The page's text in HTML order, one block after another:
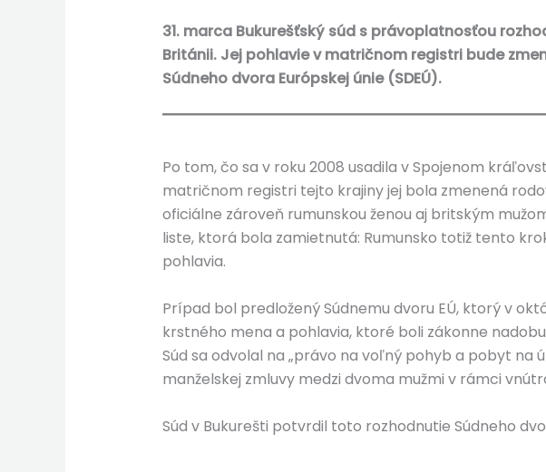
31. marca Bukurešťský súd s právoplatnosťou
Británii. Jej pohlavie v matričnom registri bude
Súdneho dvora Európskej únie (SDEÚ).
Po tom, čo sa v roku 2008 usadila v Spojenom
matričnom registri tejto krajiny jej bola zmenená
oficiálne zároveň rumunskou ženou aj britským
liste, ktorá bola zamietnutá: Rumunsko totiž tento
pohlavia.
Prípad bol predložený Súdnemu dvoru EÚ, ktorý v
krstného mena a pohlavia, ktoré boli zákonne
Súd sa odvolal na „právo na voľný pohyb a pobyt na
manželskej zmluvy medzi dvoma mužmi v rámci
Súd v Bukurešti potvrdil toto rozhodnutie Súdneho